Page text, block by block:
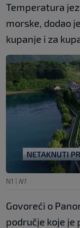
Temperatura
morske, dodao
kupanje i za
N1 | N1
Govoreći o
područje koje